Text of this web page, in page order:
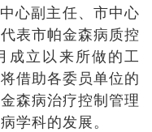
心副主任、市中心
表市帕金森病质控
成立以来所做的工
借助各委员单位的
森病治疗控制管理
学科的发展。